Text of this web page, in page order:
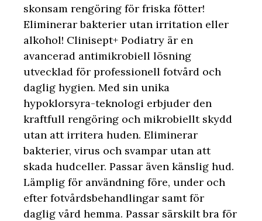
skonsam rengöring för friska fötter!
Eliminerar bakterier utan irritation eller
alkohol! Clinisept+ Podiatry är en
avancerad antimikrobiell lösning
utvecklad för professionell fotvård och
daglig hygien. Med sin unika
hypoklorsyra-teknologi erbjuder den
kraftfull rengöring och mikrobiellt skydd
utan att irritera huden. Eliminerar
bakterier, virus och svampar utan att
skada hudceller. Passar även känslig hud.
Lämplig för användning före, under och
efter fotvårdsbehandlingar samt för
daglig vård hemma. Passar särskilt bra för